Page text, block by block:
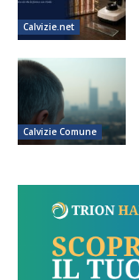
Calvizie.net
Calvizie Comune